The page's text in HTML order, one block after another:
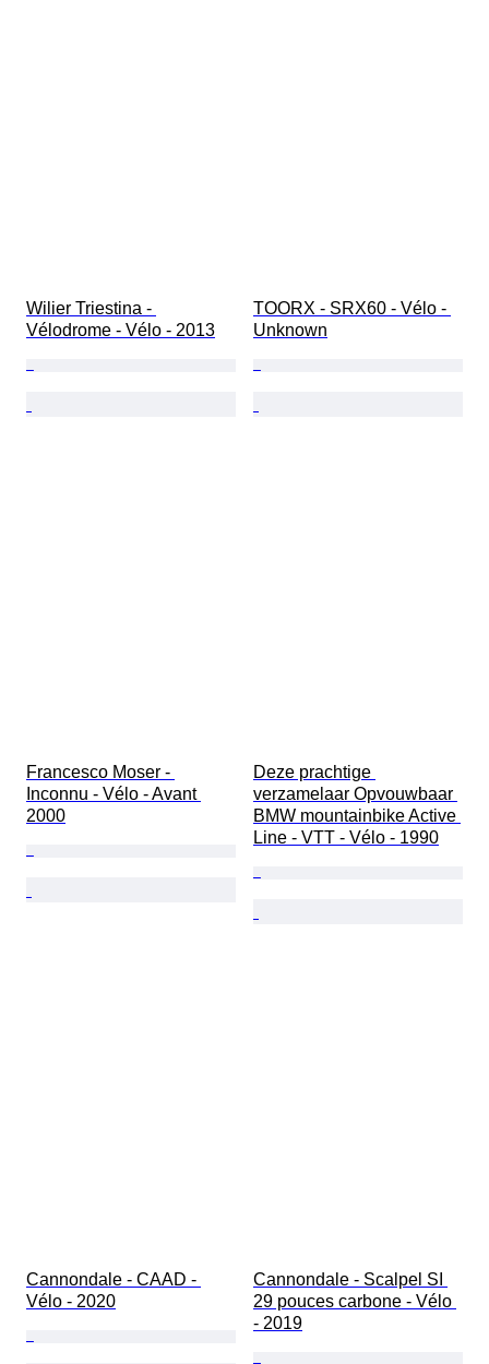
Wilier Triestina -
Vélodrome - Vélo - 2013
TOORX - SRX60 - Vélo -
Unknown
Francesco Moser -
Inconnu - Vélo - Avant
2000
Deze prachtige
verzamelaar Opvouwbaar
BMW mountainbike Active
Line - VTT - Vélo - 1990
Cannondale - CAAD -
Vélo - 2020
Cannondale - Scalpel SI
29 pouces carbone - Vélo
- 2019